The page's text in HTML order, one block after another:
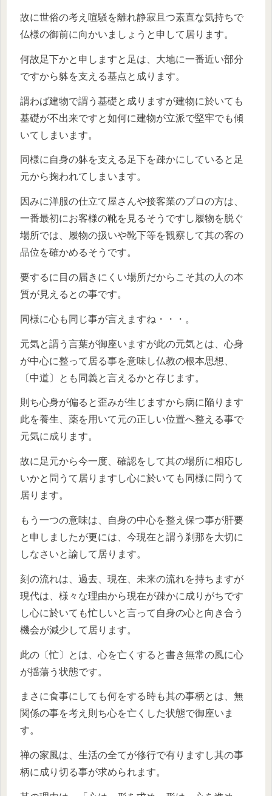
故に世俗の考え喧騒を離れ静寂且つ素直な気持ちで
仏様の御前に向かいましょうと申して居ります。
何故足下かと申しますと足は、大地に一番近い部分
ですから躰を支える基点と成ります。
謂わば建物で謂う基礎と成りますが建物に於いても
基礎が不出来ですと如何に建物が立派で堅牢でも傾
いてしまいます。
同様に自身の躰を支える足下を疎かにしていると足
元から掬われてしまいます。
因みに洋服の仕立て屋さんや接客業のプロの方は、
一番最初にお客様の靴を見るそうですし履物を脱ぐ
場所では、履物の扱いや靴下等を観察して其の客の
品位を確かめるそうです。
要するに目の届きにくい場所だからこそ其の人の本
質が見えるとの事です。
同様に心も同じ事が言えますね・・・。
元気と謂う言葉が御座いますが此の元気とは、心身
が中心に整って居る事を意味し仏教の根本思想、
〔中道〕とも同義と言えるかと存じます。
則ち心身が偏ると歪みが生じますから病に陥ります
此を養生、薬を用いて元の正しい位置へ整える事で
元気に成ります。
故に足元から今一度、確認をして其の場所に相応し
いかと問うて居りますし心に於いても同様に問うて
居ります。
もう一つの意味は、自身の中心を整え保つ事が肝要
と申しましたが更には、今現在と謂う刹那を大切に
しなさいと諭して居ります。
刻の流れは、過去、現在、未来の流れを持ちますが
現代は、様々な理由から現在が疎かに成りがちです
し心に於いても忙しいと言って自身の心と向き合う
機会が減少して居ります。
此の〔忙〕とは、心を亡くすると書き無常の風に心
が揺蕩う状態です。
まさに食事にしても何をする時も其の事柄とは、無
関係の事を考え則ち心を亡くした状態で御座いま
す。
禅の家風は、生活の全てが修行で有りますし其の事
柄に成り切る事が求められます。